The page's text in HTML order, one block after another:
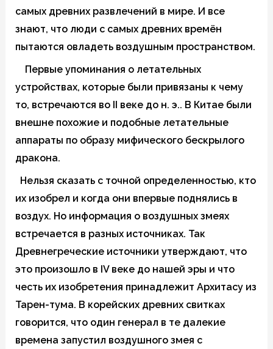
самых древних развлечений в мире. И все
знают, что люди с самых древних времён
пытаются овладеть воздушным пространством.
Первые упоминания о летательных
устройствах, которые были привязаны к чему
то, встречаются во II веке до н. э.. В Китае были
внешне похожие и подобные летательные
аппараты по образу мифического бескрылого
дракона.
Нельзя сказать с точной определенностью, кто
их изобрел и когда они впервые поднялись в
воздух. Но информация о воздушных змеях
встречается в разных источниках. Так
Древнегреческие источники утверждают, что
это произошло в IV веке до нашей эры и что
честь их изобретения принадлежит Архитасу из
Тарен-тума. В корейских древних свитках
говорится, что один генерал в те далекие
времена запустил воздушного змея с